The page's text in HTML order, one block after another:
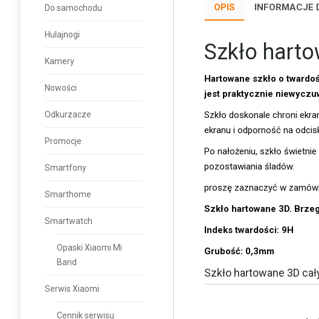
OPIS INFORMACJE
Szkło
Hartowane szkło o
jest praktycznie
Szkło doskonale chroni
ekranu i odporność na
Po nałożeniu, szkło
pozostawiania śladów.
proszę zaznaczyć w
Szkło hartowane 3D.
Indeks twardości: 9H
Grubość: 0,3mm
Szkło hartowane 3D
Do samochodu
Hulajnogi
Kamery
Nowości
Odkurzacze
Promocje
Smartfony
Smarthome
Smartwatch
Opaski Xiaomi Mi
Band
Serwis Xiaomi
Cennik serwisu